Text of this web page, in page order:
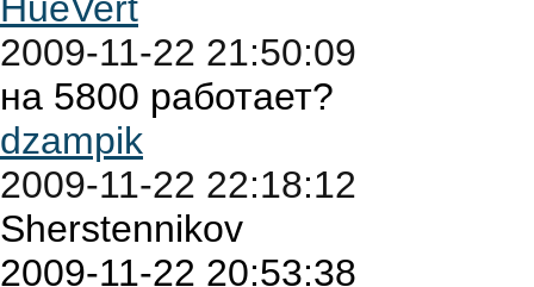
2009-11-22 21:50:09
на 5800 работает?
dzampik
2009-11-22 22:18:12
Sherstennikov
2009-11-22 20:53:38